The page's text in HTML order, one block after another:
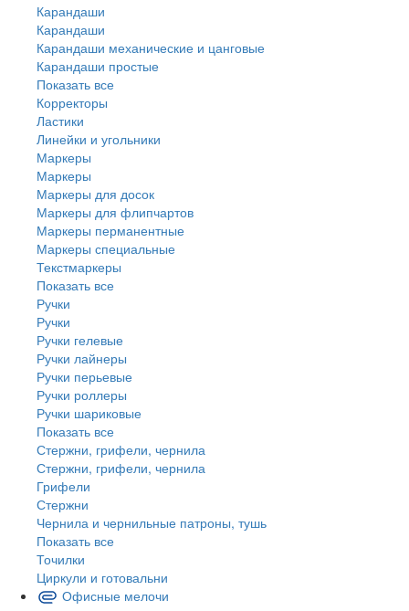
Карандаши
Карандаши
Карандаши механические и цанговые
Карандаши простые
Показать все
Корректоры
Ластики
Линейки и угольники
Маркеры
Маркеры
Маркеры для досок
Маркеры для флипчартов
Маркеры перманентные
Маркеры специальные
Текстмаркеры
Показать все
Ручки
Ручки
Ручки гелевые
Ручки лайнеры
Ручки перьевые
Ручки роллеры
Ручки шариковые
Показать все
Стержни, грифели, чернила
Стержни, грифели, чернила
Грифели
Стержни
Чернила и чернильные патроны, тушь
Показать все
Точилки
Циркули и готовальни
Офисные мелочи